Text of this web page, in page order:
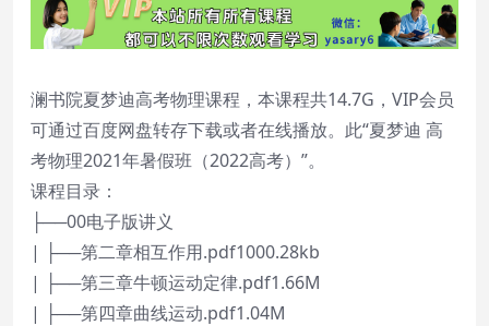
澜书院夏梦迪高考物理课程，本课程共14.7G，VIP会员
可通过百度网盘转存下载或者在线播放。此“夏梦迪 高
考物理2021年暑假班（2022高考）”。
课程目录：
├──00电子版讲义
| ├──第二章相互作用.pdf1000.28kb
| ├──第三章牛顿运动定律.pdf1.66M
| ├──第四章曲线运动.pdf1.04M